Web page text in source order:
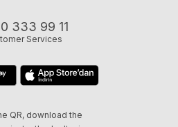
333 99 11
Services
QR, download the